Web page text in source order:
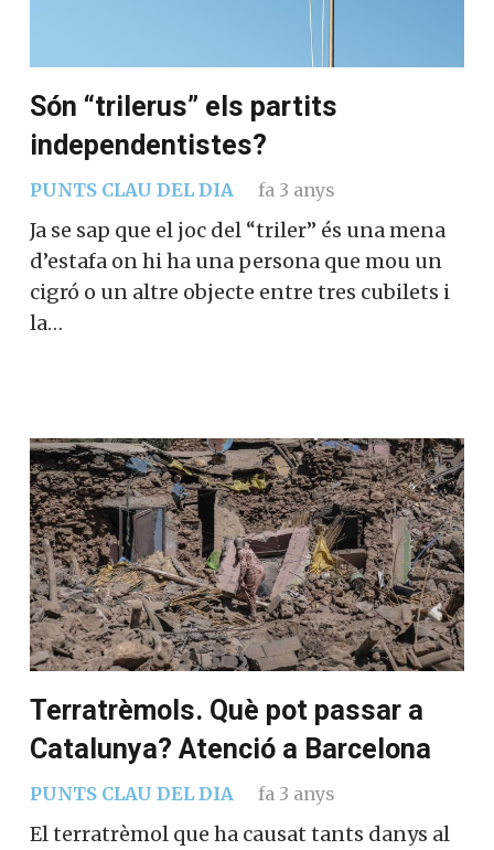
Són “trilerus” els partits
independentistes?
PUNTS CLAU DEL DIA fa 3 anys
Ja se sap que el joc del “triler” és una mena
d’estafa on hi ha una persona que mou un
cigró o un altre objecte entre tres cubilets
i la…
Terratrèmols. Què pot passar a
Catalunya? Atenció a Barcelona
PUNTS CLAU DEL DIA fa 3 anys
El terratrèmol que ha causat tants danys
al Marroc , del 8 de setembre amb un
epicentre a 60 km de Marràqueix, mereix